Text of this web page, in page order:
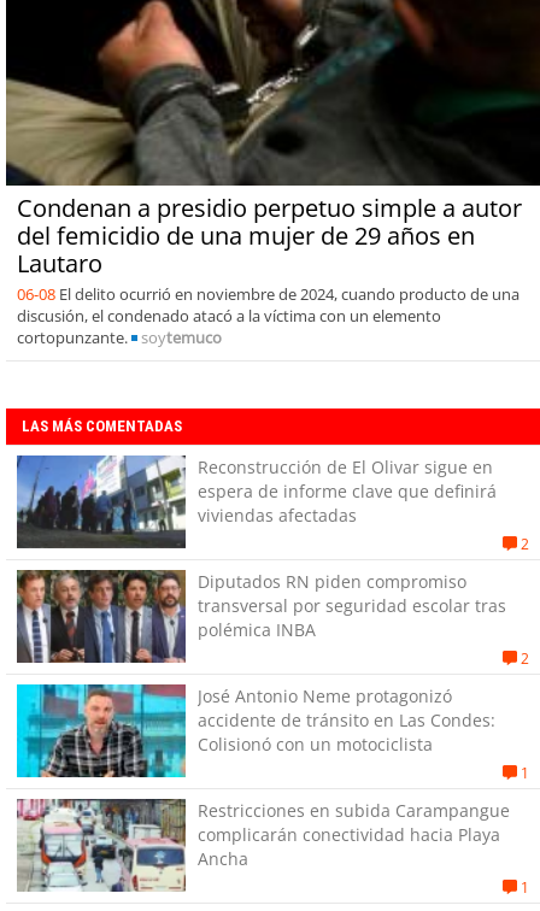
Condenan a presidio perpetuo simple a autor
del femicidio de una mujer de 29 años en
Lautaro
06-08 El delito ocurrió en noviembre de 2024, cuando producto de una
discusión, el condenado atacó a la víctima con un elemento
cortopunzante.
soytemuco
LAS MÁS COMENTADAS
Reconstrucción de El Olivar sigue en
espera de informe clave que definirá
viviendas afectadas
2
Diputados RN piden compromiso
transversal por seguridad escolar tras
polémica INBA
2
José Antonio Neme protagonizó
accidente de tránsito en Las Condes:
Colisionó con un motociclista
1
Restricciones en subida Carampangue
complicarán conectividad hacia Playa
Ancha
1